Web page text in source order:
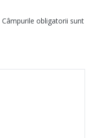
Câmpurile obligatorii sunt